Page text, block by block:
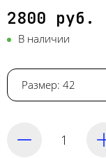
2800 руб.
В наличии
Размер: 42